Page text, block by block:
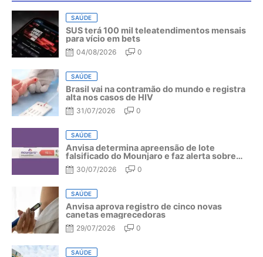
SAÚDE
SUS terá 100 mil teleatendimentos mensais
para vício em bets
04/08/2026 0
SAÚDE
Brasil vai na contramão do mundo e registra
alta nos casos de HIV
31/07/2026 0
SAÚDE
Anvisa determina apreensão de lote
falsificado do Mounjaro e faz alerta sobre
riscos do medicamento
30/07/2026 0
SAÚDE
Anvisa aprova registro de cinco novas
canetas emagrecedoras
29/07/2026 0
SAÚDE